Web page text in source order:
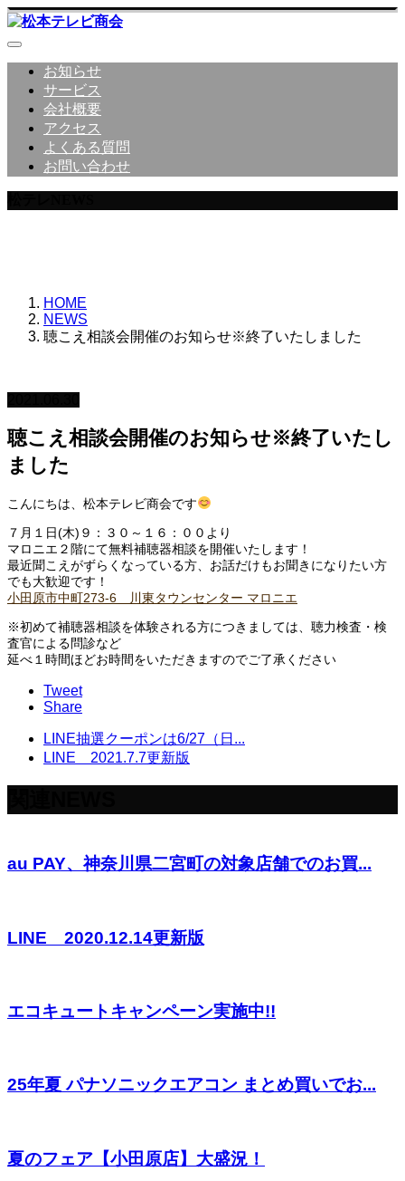
お知らせ
サービス
会社概要
アクセス
よくある質問
お問い合わせ
HOME
NEWS
聴こえ相談会開催のお知らせ※終了いたしました
聴こえ相談会開催のお知らせ※終了いたし
ました
こんにちは、松本テレビ商会です
７月１日(木)９：３０～１６：００より
マロニエ２階にて無料補聴器相談を開催いたします！
最近聞こえがずらくなっている方、お話だけもお聞きになりたい方
でも大歓迎です！
小田原市中町273-6 川東タウンセンター マロニエ
※初めて補聴器相談を体験される方につきましては、聴力検査・検
査官による問診など
延べ１時間ほどお時間をいただきますのでご了承ください
Tweet
Share
LINE抽選クーポンは6/27（日...
LINE 2021.7.7更新版
au PAY、神奈川県二宮町の対象店舗でのお買...
LINE 2020.12.14更新版
エコキュートキャンペーン実施中!!
25年夏 パナソニックエアコン まとめ買いでお...
夏のフェア【小田原店】大盛況！